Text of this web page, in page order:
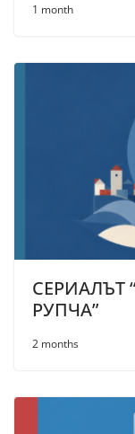
1 month
СЕРИАЛЪТ
РУПЧА”
2 months